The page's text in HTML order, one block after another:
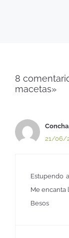
8
macetas»
21/06/
Estupendo
Me encanta
Besos